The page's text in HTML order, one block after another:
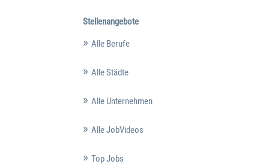
Stellenangebote
Alle Berufe
Alle Städte
Alle Unternehmen
Alle JobVideos
Top Jobs